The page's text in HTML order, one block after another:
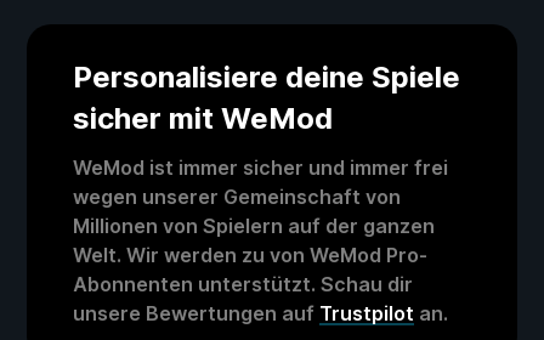
Personalisiere deine Spiele
sicher mit WeMod
WeMod ist immer sicher und immer frei
wegen unserer Gemeinschaft von
Millionen von Spielern auf der ganzen
Welt. Wir werden zu von WeMod Pro-
Abonnenten unterstützt. Schau dir
unsere Bewertungen auf Trustpilot an.